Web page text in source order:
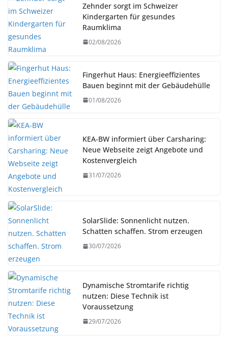
Zehnder sorgt im Schweizer
Kindergarten für gesundes
Raumklima
02/08/2026
Fingerhut Haus: Energieeffizientes
Bauen beginnt mit der Gebäudehülle
01/08/2026
KEA-BW informiert über Carsharing:
Neue Webseite zeigt Angebote und
Kostenvergleich
31/07/2026
SolarSlide: Sonnenlicht nutzen.
Schatten schaffen. Strom erzeugen
30/07/2026
Dynamische Stromtarife richtig
nutzen: Diese Technik ist
Voraussetzung
29/07/2026